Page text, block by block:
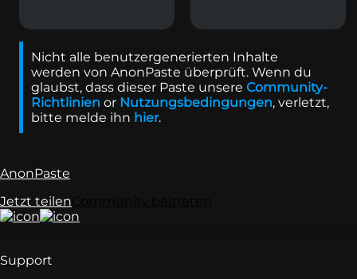
Nicht alle benutzergenerierten Inhalte
werden von AnonPaste überprüft. Wenn du
glaubst, dass dieser Paste unsere Community-
Richtlinien or Nutzungsbedingungen, verletzt,
bitte melde ihn hier.
AnonPaste
Jetzt teilen
Support